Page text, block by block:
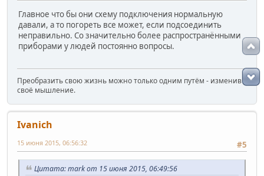
Главное что бы они схему подключения нормальную
давали, а то погореть все может, если подсоединить
неправильно. Со значительно более распространёнными
приборами у людей постоянно вопросы.
Преобразить свою жизнь можно только одним путём - изменив
своё мышление.
Ivanich
#5
15 июня 2015, 06:56:32
Цитата: mark от 15 июня 2015, 06:49:56